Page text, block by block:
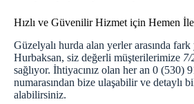
Hızlı ve Güvenilir Hizmet için Hemen
Güzelyalı hurda alan yerler arasında fark
Hurbaksan, siz değerli müşterilerimize 7/
sağlıyor. İhtiyacınız olan her an 0 (530)
numarasından bize ulaşabilir ve detaylı
alabilirsiniz.